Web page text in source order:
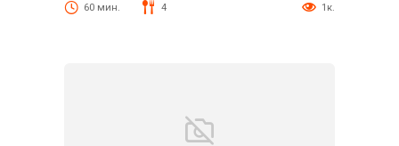
60 мин. 4 1к.